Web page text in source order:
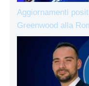
Aggiornamenti
Greenwood alla